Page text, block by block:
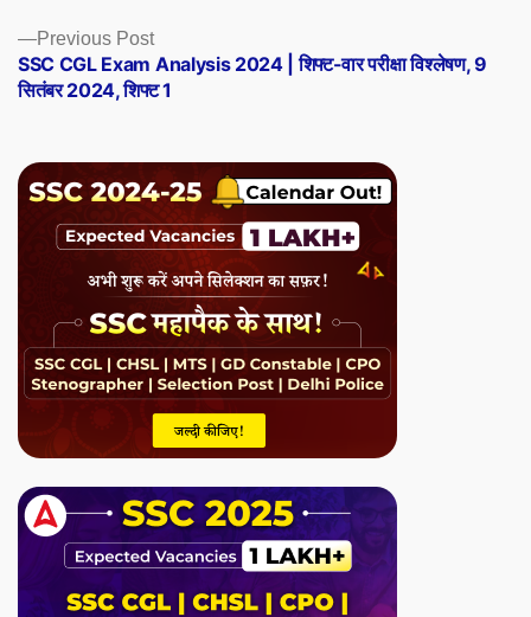
Previous PostPrevious
post:
SSC CGL Exam Analysis 2024 | शिफ्ट-वार परीक्षा विश्लेषण, 9
सितंबर 2024, शिफ्ट 1